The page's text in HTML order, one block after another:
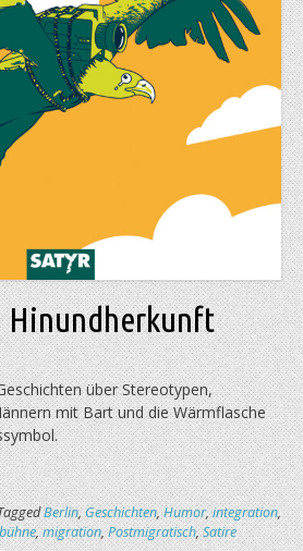
Hinundherkunft
über Stereotypen,
mit Bart und die Wärmflasche
Berlin,Geschichten,Humor,integration,
,migration,Postmigratisch,Satire